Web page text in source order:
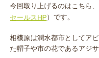
今回取り上げるのはこちら
セールスHP）です。
相模原は潤水都市としてア
た帽子や市の花であるアジ